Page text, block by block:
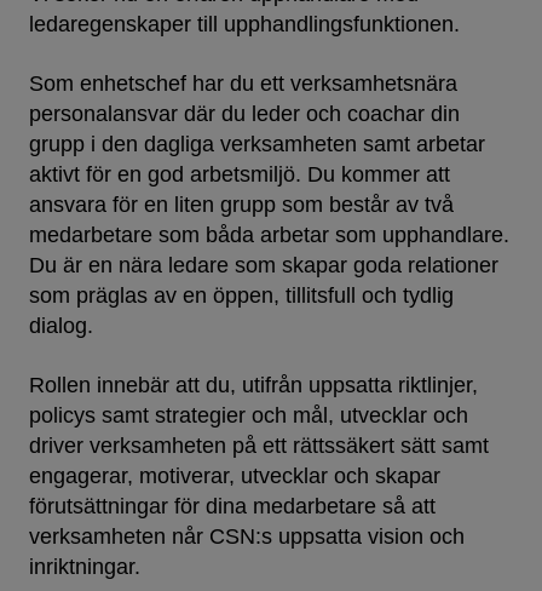
ledaregenskaper till upphandlingsfunktionen.
Som enhetschef har du ett verksamhetsnära
personalansvar där du leder och coachar din
grupp i den dagliga verksamheten samt arbetar
aktivt för en god arbetsmiljö. Du kommer att
ansvara för en liten grupp som består av två
medarbetare som båda arbetar som upphandlare.
Du är en nära ledare som skapar goda relationer
som präglas av en öppen, tillitsfull och tydlig
dialog.
Rollen innebär att du, utifrån uppsatta riktlinjer,
policys samt strategier och mål, utvecklar och
driver verksamheten på ett rättssäkert sätt samt
engagerar, motiverar, utvecklar och skapar
förutsättningar för dina medarbetare så att
verksamheten når CSN:s uppsatta vision och
inriktningar.